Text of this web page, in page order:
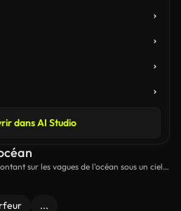
dans AI Studio
sur les vagues de l'océan sous un ciel
...